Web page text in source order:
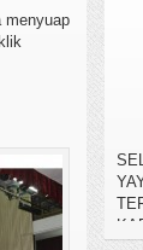
menyuap